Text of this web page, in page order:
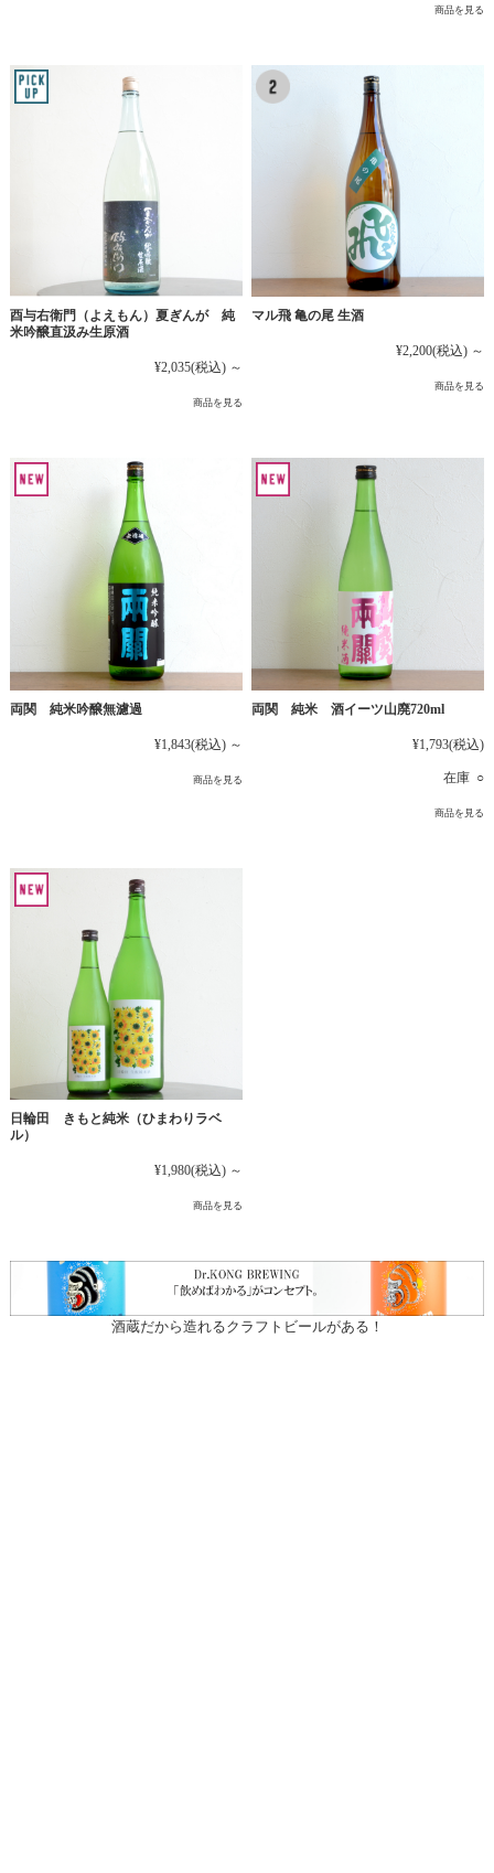
商品を見る
酉与右衛門（よえもん）夏ぎんが 純
米吟醸直汲み生原酒
¥2,035(税込) ～
商品を見る
マル飛 亀の尾 生酒
¥2,200(税込) ～
商品を見る
両関 純米吟醸無濾過
¥1,843(税込) ～
商品を見る
両関 純米 酒イーツ山廃720ml
¥1,793(税込)
在庫 ○
商品を見る
日輪田 きもと純米（ひまわりラベ
ル）
¥1,980(税込) ～
商品を見る
酒蔵だから造れるクラフトビールがある！